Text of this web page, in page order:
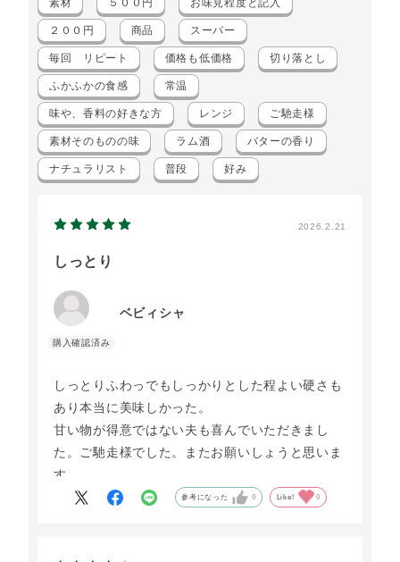
素材 ５００円 お味見程度と記入
２００円 商品 スーパー
毎回 リピート 価格も低価格 切り落とし
ふかふかの食感 常温
味や、香料の好きな方 レンジ ご馳走様
素材そのものの味 ラム酒 バターの香り
ナチュラリスト 普段 好み
2026.2.21
しっとり
ベビィシャ
しっとりふわっでもしっかりとした程よい硬さも
あり本当に美味しかった。
甘い物が得意ではない夫も喜んでいただきまし
た。ご馳走様でした。またお願いしょうと思いま
す。
参考になった 0 Like! 0